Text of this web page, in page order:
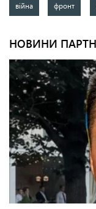
війна фронт